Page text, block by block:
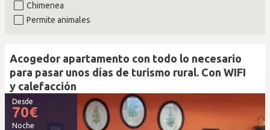
Chimenea
Permite animales
Acogedor apartamento con todo lo necesario
para pasar unos días de turismo rural. Con WIFI
y calefacción
Desde
70€
Noche